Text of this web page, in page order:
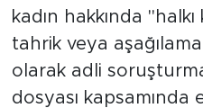
kadın hakkında
tahrik veya
olarak adli
dosyası